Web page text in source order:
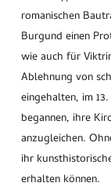
romanischen
Burgund einen
wie auch für
Ablehnung von
eingehalten, im
begannen, ihre
anzugleichen.
ihr
erhalten können.